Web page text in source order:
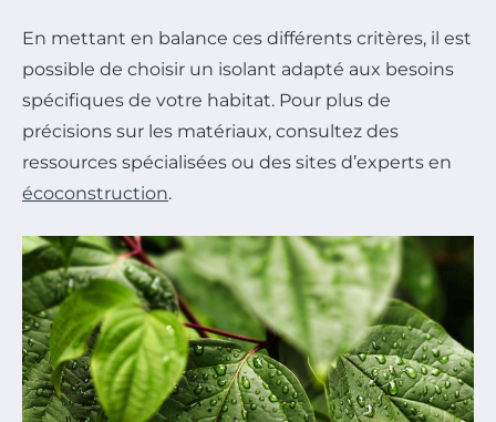
En mettant en balance ces différents critères, il est
possible de choisir un isolant adapté aux besoins
spécifiques de votre habitat. Pour plus de
précisions sur les matériaux, consultez des
ressources spécialisées ou des sites d’experts en
écoconstruction.